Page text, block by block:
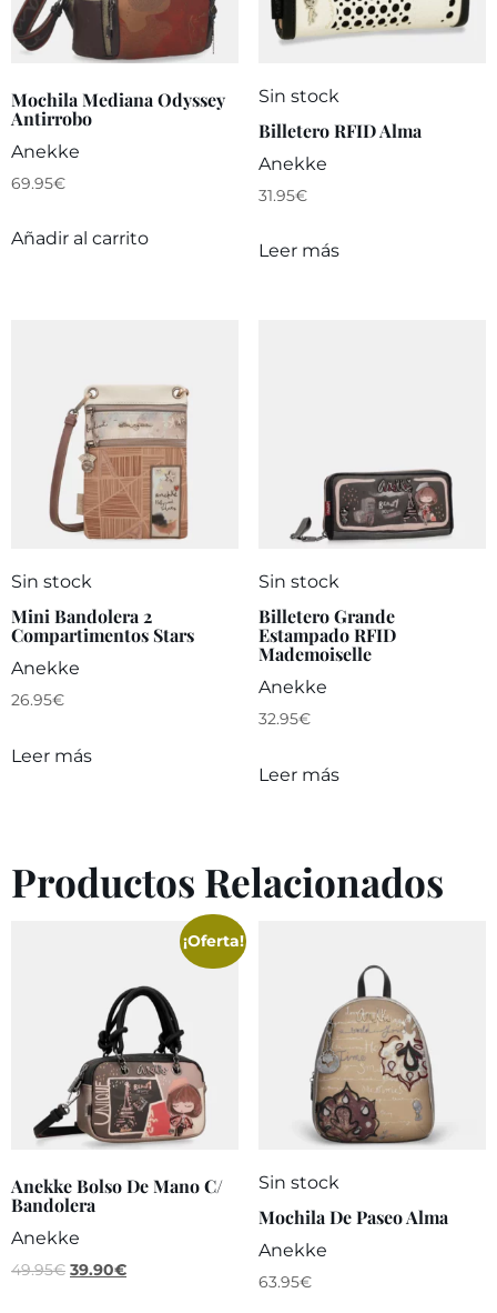
Mochila Mediana Odyssey
Antirrobo
Anekke
69.95€
Añadir al carrito
Sin stock
Billetero RFID Alma
Anekke
31.95€
Leer más
Sin stock
Mini Bandolera 2
Compartimentos Stars
Anekke
26.95€
Leer más
Sin stock
Billetero Grande
Estampado RFID
Mademoiselle
Anekke
32.95€
Leer más
Productos Relacionados
¡Oferta!
Anekke Bolso De Mano C/
Bandolera
Anekke
49.95€ 39.90€
Sin stock
Mochila De Paseo Alma
Anekke
63.95€